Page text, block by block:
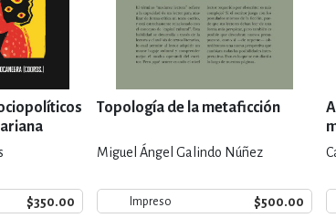
$350.00
Topología de la metaficción
Miguel Ángel Galindo Núñez
Impreso $500.00